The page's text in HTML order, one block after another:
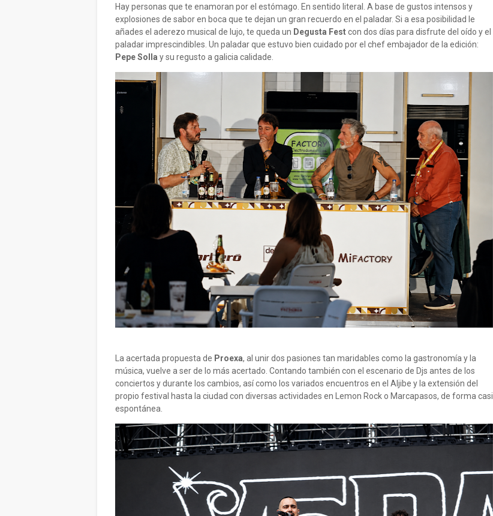
Hay personas que te enamoran por el estómago. En sentido literal. A base de gustos intensos y
explosiones de sabor en boca que te dejan un gran recuerdo en el paladar. Si a esa posibilidad le
añades el aderezo musical de lujo, te queda un Degusta Festcon dos días para disfrute del oído y el
paladar imprescindibles. Un paladar que estuvo bien cuidado por el chef embajador de la edición:
Pepe Solla y su regusto a galicia calidade.
La acertada propuesta de Proexa, al unir dos pasiones tan maridables como la gastronomía y la
música, vuelve a ser de lo más acertado. Contando también con el escenario de Djs antes de los
conciertos y durante los cambios, así como los variados encuentros en el Aljibe y la extensión del
propio festival hasta la ciudad con diversas actividades en Lemon Rock o Marcapasos, de forma casi
espontánea.